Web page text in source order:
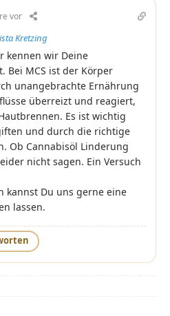
vor
Kretzing
kennen wir Deine
Bei MCS ist der Körper
unangebrachte Ernährung
überreizt und reagiert,
Es ist wichtig
und durch die richtige
Ob Cannabisöl Linderung
nicht sagen. Ein Versuch
kannst Du uns gerne eine
lassen.